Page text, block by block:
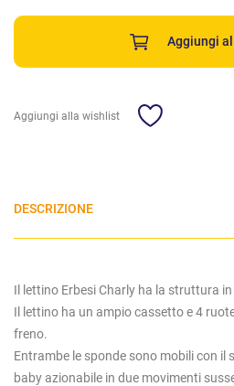
Aggiungi
Aggiungi alla wishlist
DESCRIZIONE
Il lettino Erbesi Charly ha la struttura
Il lettino ha un ampio cassetto e 4
freno.
Entrambe le sponde sono mobili con il
baby azionabile in due movimenti